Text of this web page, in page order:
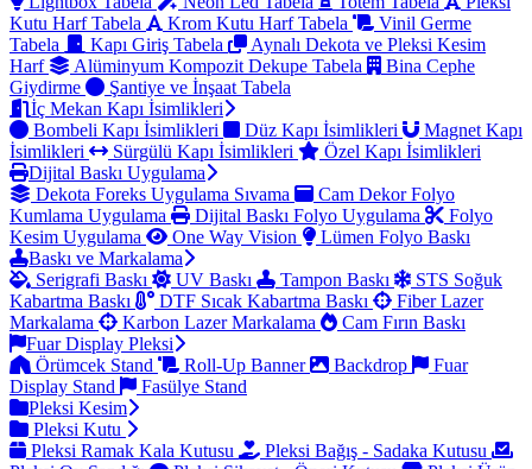
Kutu Harf Tabela
Krom Kutu Harf Tabela
Vinil Germe
Tabela
Kapı Giriş Tabela
Aynalı Dekota ve Pleksi Kesim
Harf
Alüminyum Kompozit Dekupe Tabela
Bina Cephe
Giydirme
Şantiye ve İnşaat Tabela
İç Mekan Kapı İsimlikleri
Bombeli Kapı İsimlikleri
Düz Kapı İsimlikleri
Magnet Kapı
İsimlikleri
Sürgülü Kapı İsimlikleri
Özel Kapı İsimlikleri
Dijital Baskı Uygulama
Dekota Foreks Uygulama Sıvama
Cam Dekor Folyo
Kumlama Uygulama
Dijital Baskı Folyo Uygulama
Folyo
Kesim Uygulama
One Way Vision
Lümen Folyo Baskı
Baskı ve Markalama
Serigrafi Baskı
UV Baskı Tampon Baskı
STS Soğuk
Kabartma Baskı
DTF Sıcak Kabartma Baskı
Fiber Lazer
Markalama
Karbon Lazer Markalama
Cam Fırın Baskı
Fuar Display Pleksi
Örümcek Stand
Roll-Up Banner Backdrop
Fuar
Display Stand
Fasülye Stand
Pleksi Kesim
Pleksi Kutu
Pleksi Ramak Kala Kutusu
Pleksi Bağış - Sadaka Kutusu